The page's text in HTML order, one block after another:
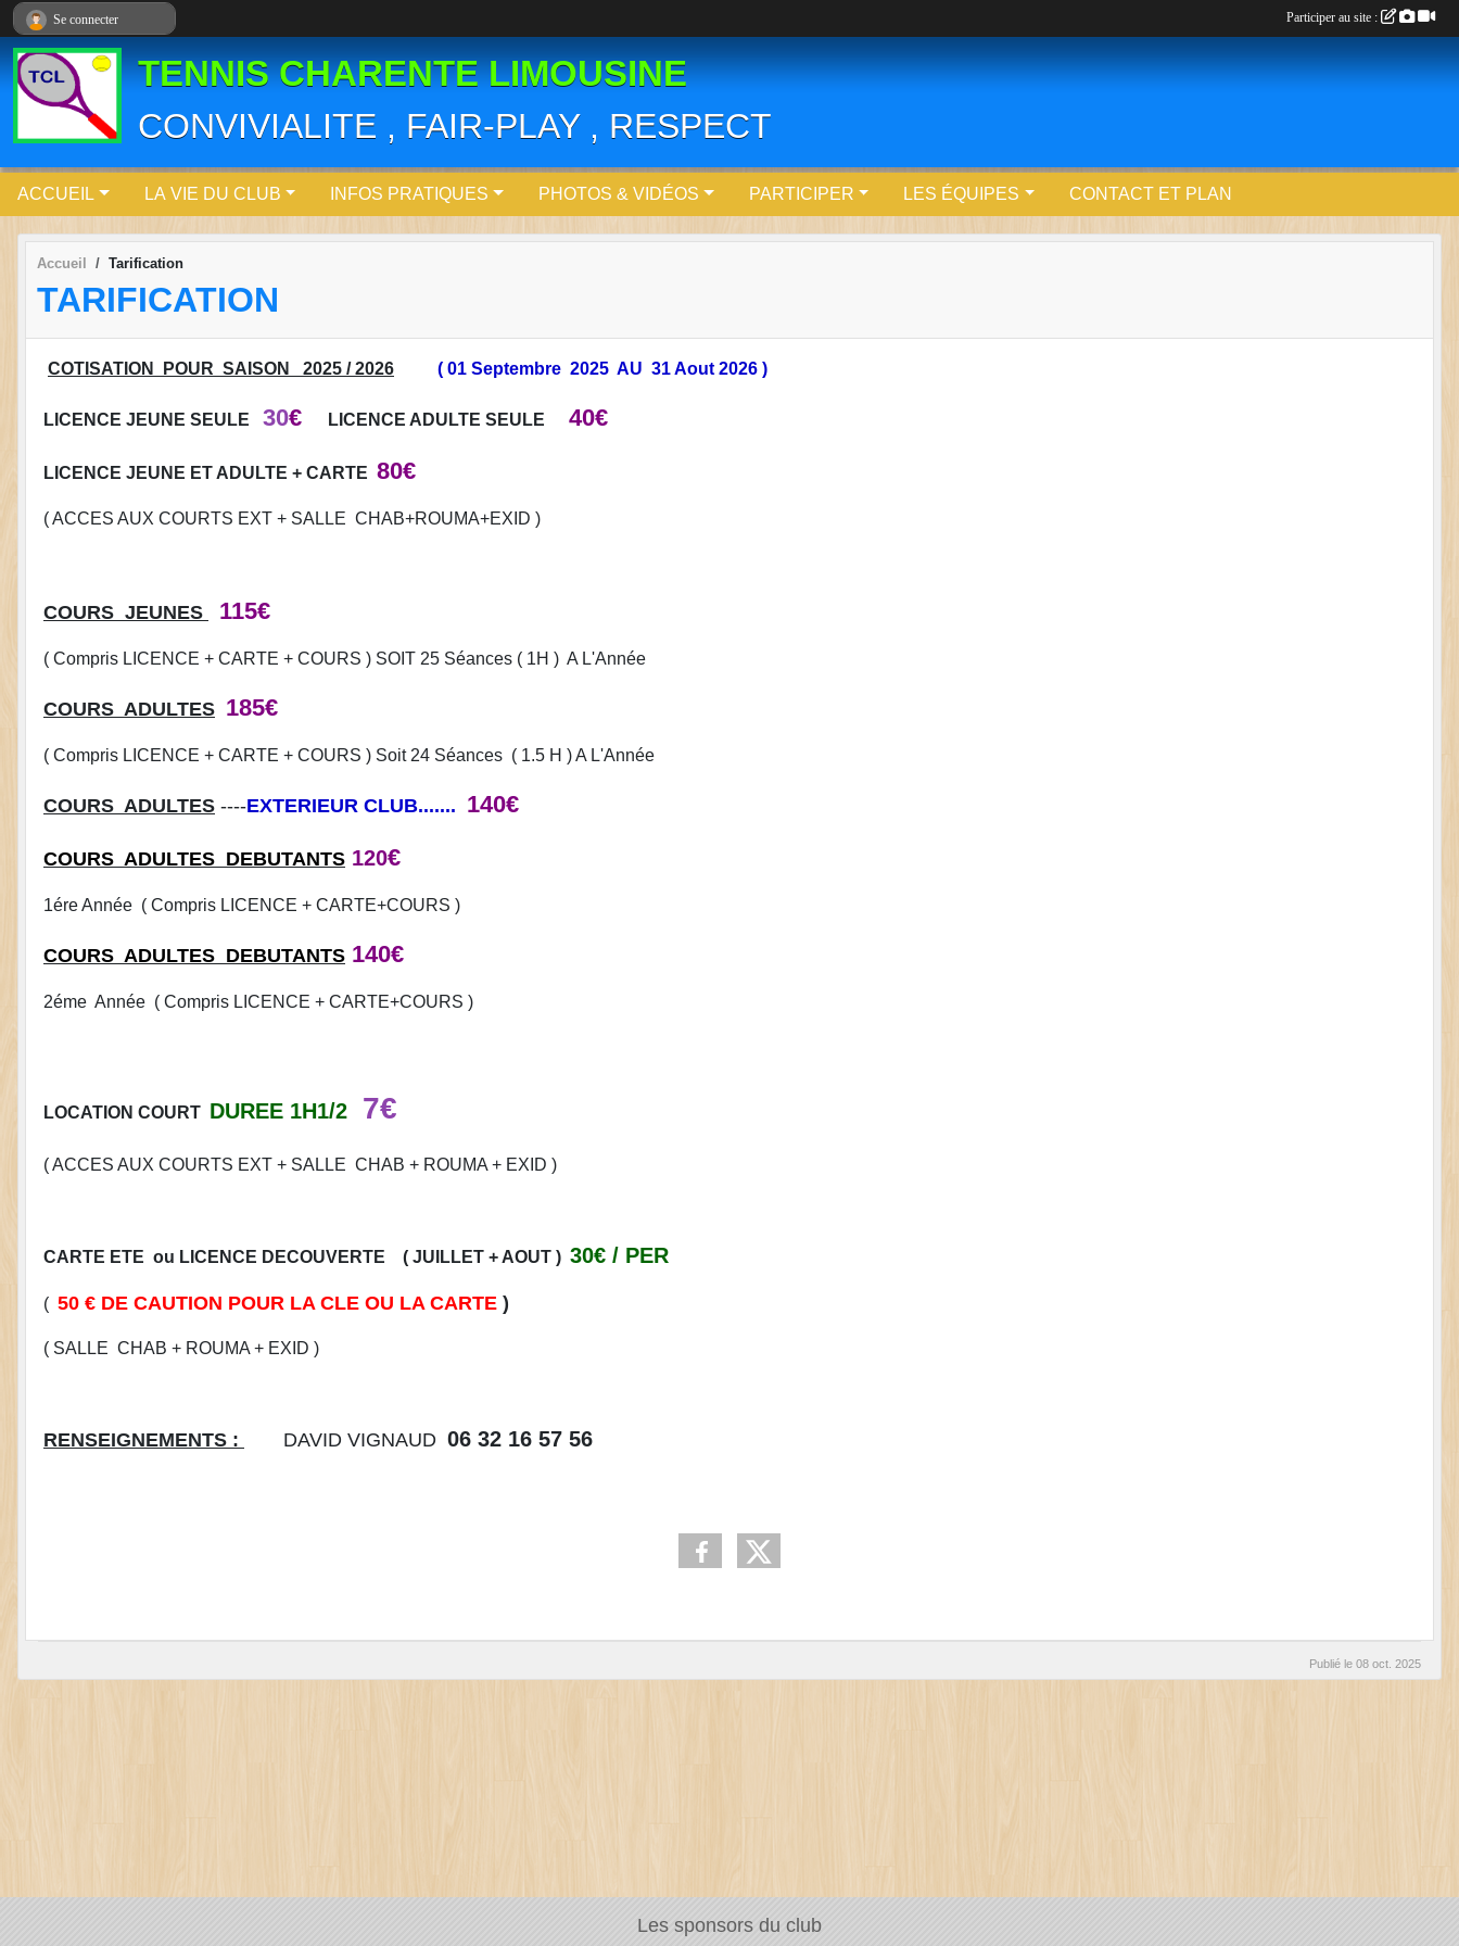
TENNIS CHARENTE LIMOUSINE
CONVIVIALITE , FAIR-PLAY , RESPECT
ACCUEIL LA VIE DU CLUB INFOS PRATIQUES PHOTOS & VIDÉOS PARTICIPER LES ÉQUIPES CONTACT ET PLAN
Accueil Tarification
TARIFICATION
COTISATION POUR SAISON 2025 / 2026 ( 01 Septembre 2025 AU 31 Aout 2026 )
LICENCE JEUNE SEULE 30€ LICENCE ADULTE SEULE 40€
LICENCE JEUNE ET ADULTE + CARTE 80€
( ACCES AUX COURTS EXT + SALLE CHAB+ROUMA+EXID )
COURS JEUNES 115€
( Compris LICENCE + CARTE + COURS ) SOIT 25 Séances ( 1H ) A L'Année
COURS ADULTES 185€
( Compris LICENCE + CARTE + COURS ) Soit 24 Séances ( 1.5 H ) A L'Année
COURS ADULTES ----EXTERIEUR CLUB....... 140€
COURS ADULTES DEBUTANTS 120€
1ére Année ( Compris LICENCE + CARTE+COURS )
COURS ADULTES DEBUTANTS 140€
2éme Année ( Compris LICENCE + CARTE+COURS )
LOCATION COURT DUREE 1H1/2 7€
( ACCES AUX COURTS EXT + SALLE CHAB + ROUMA + EXID )
CARTE ETE ou LICENCE DECOUVERTE ( JUILLET + AOUT ) 30€ / PER
( 50 € DE CAUTION POUR LA CLE OU LA CARTE )
( SALLE CHAB + ROUMA + EXID )
RENSEIGNEMENTS : DAVID VIGNAUD 06 32 16 57 56
Publié le 08 oct. 2025
Les sponsors du club
Se connecter Participer au site :
Panneau de gestion des cookies